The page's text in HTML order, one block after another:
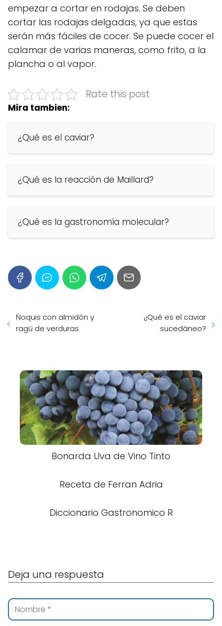
empezar a cortar en rodajas. Se deben
cortar las rodajas delgadas, ya que estas
serán más fáciles de cocer. Se puede cocer el
calamar de varias maneras, como frito, a la
plancha o al vapor.
Rate this post
Mira tambien:
¿Qué es el caviar?
¿Qué es la reacción de Maillard?
¿Qué es la gastronomía molecular?
Ñoquis con almidón y
ragú de verduras
¿Qué es el caviar
sucedáneo?
Bonarda Uva de Vino Tinto
Receta de Ferran Adria
Diccionario Gastronomico R
Deja una respuesta